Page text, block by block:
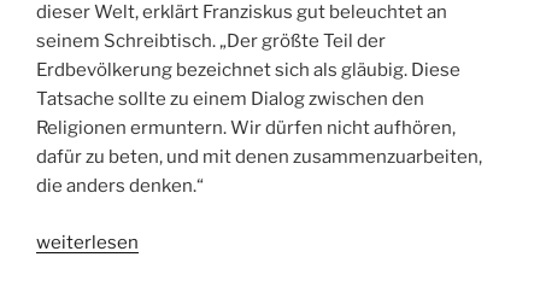
dieser Welt, erklärt Franziskus gut beleuchtet an
seinem Schreibtisch. „Der größte Teil der
Erdbevölkerung bezeichnet sich als gläubig. Diese
Tatsache sollte zu einem Dialog zwischen den
Religionen ermuntern. Wir dürfen nicht aufhören,
dafür zu beten, und mit denen zusammenzuarbeiten,
die anders denken.“
„Papstvideo
weiterlesen